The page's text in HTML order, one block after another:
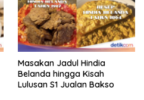
Masakan Jadul Hindia
Belanda hingga Kisah
Lulusan S1 Jualan Bakso